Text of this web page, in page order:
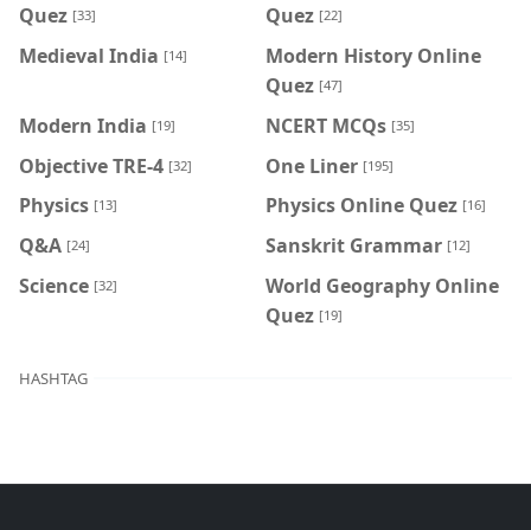
Quez [33]
Quez [22]
Medieval India [14]
Modern History Online
Quez [47]
Modern India [19] NCERT MCQs [35]
Objective TRE-4 [32] One Liner [195]
Physics [13] Physics Online Quez [16]
Q&A [24] Sanskrit Grammar [12]
Science [32]
World Geography Online
Quez [19]
HASHTAG